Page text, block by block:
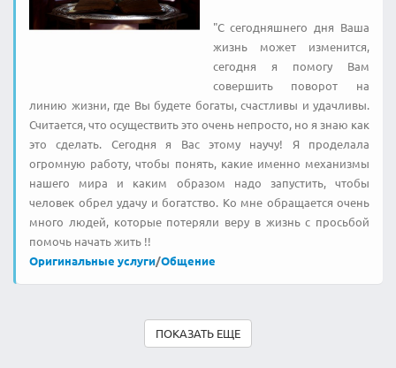
"С сегодняшнего дня Ваша
жизнь может изменится,
сегодня я помогу Вам
совершить поворот на
линию жизни, где Вы будете богаты, счастливы и удачливы.
Считается, что осуществить это очень непросто, но я знаю как
это сделать. Сегодня я Вас этому научу! Я проделала
огромную работу, чтобы понять, какие именно механизмы
нашего мира и каким образом надо запустить, чтобы
человек обрел удачу и богатство. Ко мне обращается очень
много людей, которые потеряли веру в жизнь с просьбой
помочь начать жить !!
Оригинальные услуги/Общение
ПОКАЗАТЬ ЕЩЕ